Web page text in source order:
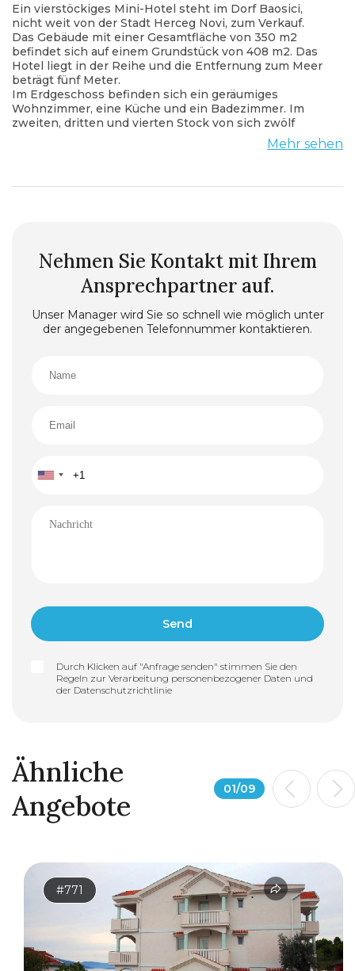
Ein vierstöckiges Mini-Hotel steht im Dorf Baosici,
nicht weit von der Stadt Herceg Novi, zum Verkauf.
Das Gebäude mit einer Gesamtfläche von 350 m2
befindet sich auf einem Grundstück von 408 m2. Das
Hotel liegt in der Reihe und die Entfernung zum Meer
beträgt fünf Meter.
Im Erdgeschoss befinden sich ein geräumiges
Wohnzimmer, eine Küche und ein Badezimmer. Im
zweiten, dritten und vierten Stock von sich zwölf
Wohnungen, vier auf jeder Etage. Jedes der Zimmer
verfügt über ein Badezimmer. Darüber hinaus gibt es
dreißig Meter vom Hotel entfernt. warmes, klares
Meerwasser und viele Sonnentage im Jahr locken
viele Touristen an diesen Avg.
Mehr sehen
Nehmen Sie Kontakt mit Ihrem
Ansprechpartner auf.
Unser Manager wird Sie so schnell wie möglich unter
der angegebenen Telefonnummer kontaktieren.
Durch Klicken auf "Anfrage senden" stimmen Sie den
Regeln zur Verarbeitung personenbezogener Daten und
der Datenschutzrichtlinie
Ähnliche
Angebote
01/09
#771